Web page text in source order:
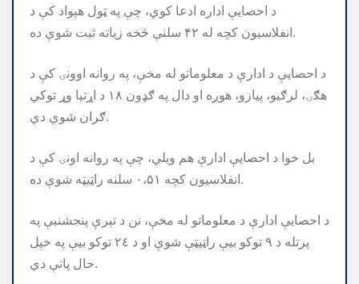
د احصایې اداره ادعا کوي، چې په ټول هېواد کې د
انفلاسیون کچه له ۴۲ سلنې څخه زیاته ثبت شوې ده.
د احصایې د ادارې د معلوماتو له مخې، په روانه اوونۍ کې د
هګۍ، لرګيو، پیازو، هوږه او دال په ګډون ۱۸ د اړتیا وړ توکي
ګران شوي دي.
بل خوا د احصایې ادارې هم ویلي، چې په روانه اونۍ کې د
انفلاسیون کچه ۰،۵۱ سلنه راټیټه شوې ده.
د احصايې ادارې د معلوماتو له مخې، نن د تېرې پنجشنبې په
پرتله د ٩ توکو بيې راټيټې شوې او د ٢٤ توکو بيې په خپل
حال پاتې دي.